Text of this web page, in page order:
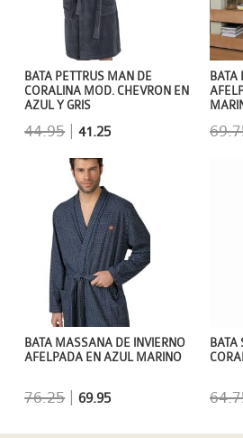
BATA
BATA PETTRUS MAN DE
CORALINA MOD. CHEVRON EN
AZUL Y GRIS
44.95 |41.25
BATA
BATA MASSANA DE INVIERNO
AFELPADA EN AZUL MARINO
76.25 |69.95